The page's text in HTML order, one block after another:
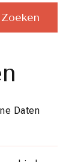
Zoeken
Daten